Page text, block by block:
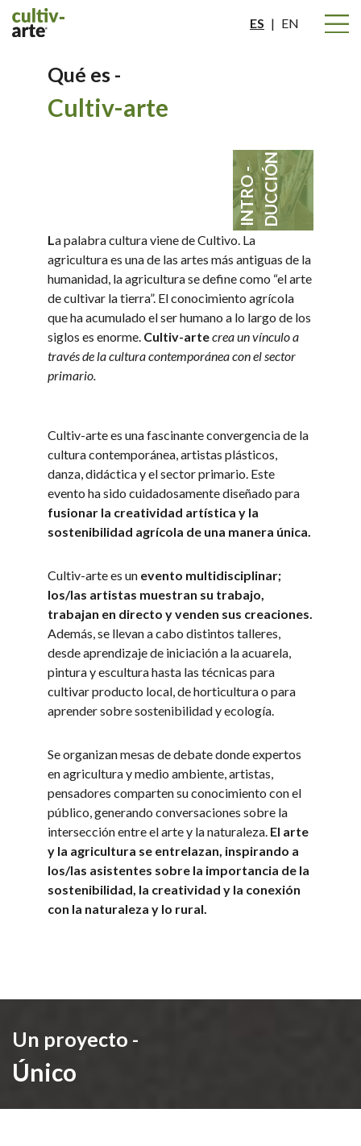
ES | EN
Qué es -
Cultiv-arte
L a palabra cultura viene de Cultivo. La
agricultura es una de las artes más antiguas de la
humanidad, la agricultura se define como “el arte
de cultivar la tierra”. El conocimiento agrícola
que ha acumulado el ser humano a lo largo de los
siglos es enorme. Cultiv-artecrea un vínculo a
través de la cultura contemporánea con el sector
primario.
Cultiv-arte es una fascinante convergencia de la
cultura contemporánea, artistas plásticos,
danza, didáctica y el sector primario. Este
evento ha sido cuidadosamente diseñado para
fusionar la creatividad artística y la
sostenibilidad agrícola de una manera única.
Cultiv-arte es un evento multidisciplinar;
los/las artistas muestran su trabajo,
trabajan en directo y venden sus creaciones.
Además, se llevan a cabo distintos talleres,
desde aprendizaje de iniciación a la acuarela,
pintura y escultura hasta las técnicas para
cultivar producto local, de horticultura o para
aprender sobre sostenibilidad y ecología.
Se organizan mesas de debate donde expertos
en agricultura y medio ambiente, artistas,
pensadores comparten su conocimiento con el
público, generando conversaciones sobre la
intersección entre el arte y la naturaleza. El arte
y la agricultura se entrelazan, inspirando a
los/las asistentes sobre la importancia de la
sostenibilidad, la creatividad y la conexión
con la naturaleza y lo rural.
INTRO -DUCCIÓN
Un proyecto -
Único